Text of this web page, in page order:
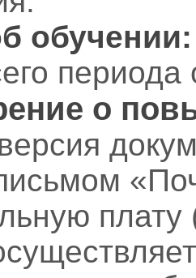
обучении:
периода
о